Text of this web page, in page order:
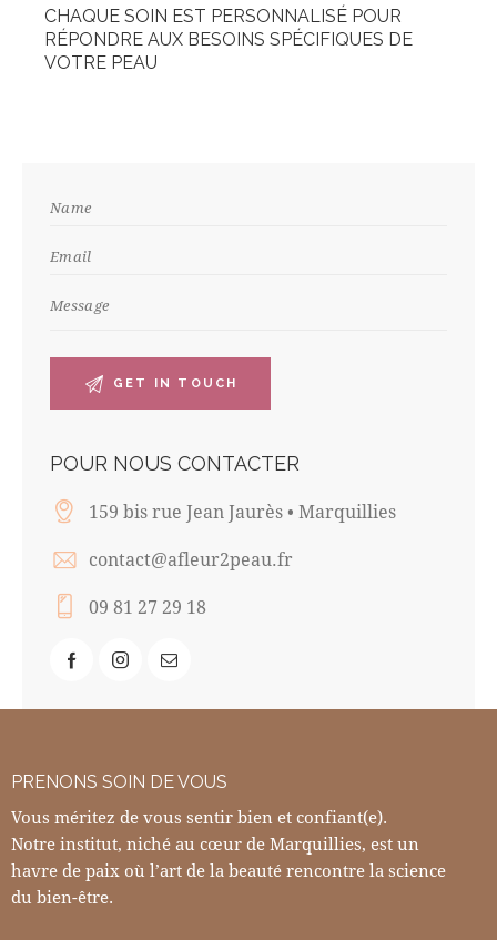
CHAQUE SOIN EST PERSONNALISÉ POUR
RÉPONDRE AUX BESOINS SPÉCIFIQUES DE
VOTRE PEAU
POUR NOUS CONTACTER
159 bis rue Jean Jaurès • Marquillies
contact@afleur2peau.fr
09 81 27 29 18
PRENONS SOIN DE VOUS
Vous méritez de vous sentir bien et confiant(e).
Notre institut, niché au cœur de Marquillies, est un
havre de paix où l’art de la beauté rencontre la science
du bien-être.